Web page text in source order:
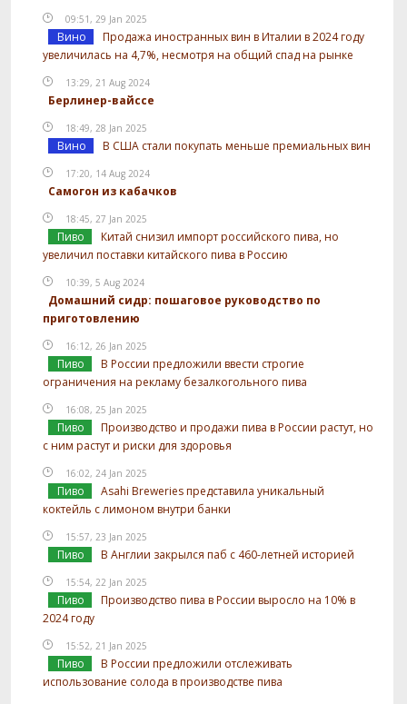
09:51, 29 Jan 2025
Вино
Продажа иностранных вин в Италии в 2024 году
увеличилась на 4,7%, несмотря на общий спад на рынке
13:29, 21 Aug 2024
Берлинер-вайссе
18:49, 28 Jan 2025
Вино В США стали покупать меньше премиальных вин
17:20, 14 Aug 2024
Самогон из кабачков
18:45, 27 Jan 2025
Пиво
Китай снизил импорт российского пива, но
увеличил поставки китайского пива в Россию
10:39, 5 Aug 2024
Домашний сидр: пошаговое руководство по
приготовлению
16:12, 26 Jan 2025
Пиво
В России предложили ввести строгие
ограничения на рекламу безалкогольного пива
16:08, 25 Jan 2025
Пиво
Производство и продажи пива в России растут, но
с ним растут и риски для здоровья
16:02, 24 Jan 2025
Пиво
Asahi Breweries представила уникальный
коктейль с лимоном внутри банки
15:57, 23 Jan 2025
Пиво В Англии закрылся паб с 460-летней историей
15:54, 22 Jan 2025
Пиво
Производство пива в России выросло на 10% в
2024 году
15:52, 21 Jan 2025
Пиво
В России предложили отслеживать
использование солода в производстве пива